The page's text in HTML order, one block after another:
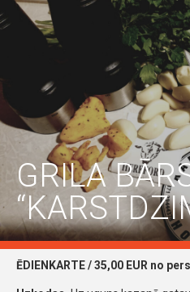
LV EN
Vidzemes piekrastes
Visas vietas Ādažu pilsēta
Carnikavas pagasts
GRILA
ĒDIENKARTE / 35,00 EUR no